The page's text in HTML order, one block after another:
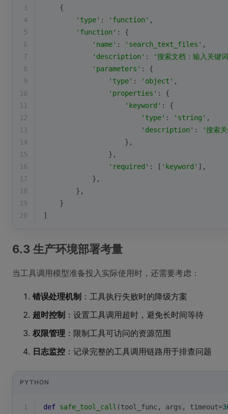
3
    {
4
'type' : 'function' ,
5
'function' : {
6
'name' : 'search_text_files' ,
7
'description' :
'搜索文档：输入关键
8
'parameters' : {
9
'type' : 'object' ,
10
'properties' : {
11
'keyword' : {
12
'type' : 'string' ,
13
'description' :
'搜索
14
                    },
15
                },
16
'required' : [ 'keyword' ],
17
            },
18
        },
19
    }
20
]
6.3 生产环境部署考量
当工具调用模型准备投入实际使用时，还需要考虑：
错误处理机制 ：工具执行失败时的降级方案
超时控制 ：设置工具调用超时，避免长时间等待
权限管理 ：限制工具可访问的资源范围
日志监控 ：记录完整的工具调用链路用于排查问题
PYTHON
1 def safe_tool_call (tool_func, args, timeout=